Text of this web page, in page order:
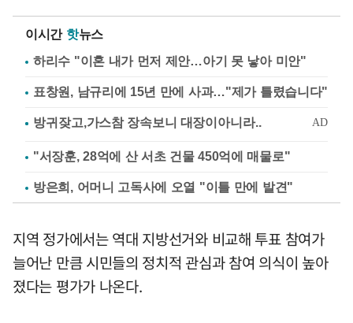
이시간 핫뉴스
하리수 "이혼 내가 먼저 제안…아기 못 낳아 미안"
표창원, 남규리에 15년 만에 사과…"제가 틀렸습니다"
"서장훈, 28억에 산 서초 건물 450억에 매물로"
방은희, 어머니 고독사에 오열 "이틀 만에 발견"
지역 정가에서는 역대 지방선거와 비교해 투표 참여가
늘어난 만큼 시민들의 정치적 관심과 참여 의식이 높아
졌다는 평가가 나온다.